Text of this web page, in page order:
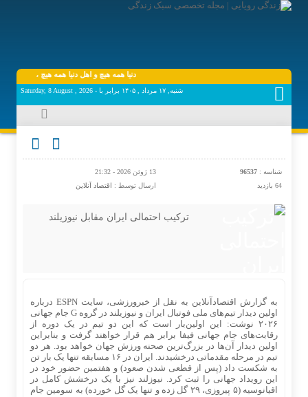
دنیا همه هیچ و اهل دنیا همه هیچ ، ‌ای هیچ
شنبه, ۱۷ مرداد , ۱۴۰۵ برابر با - Saturday, 8 August , 2026
شناسه : 96537
13 ژوئن 2026 - 21:32
64 بازدید
ارسال توسط : اقتصاد آنلاین
ترکیب احتمالی ایران مقابل نیوزیلند
به گزارش اقتصادآنلاین به نقل از خبرورزشی، سایت ESPN درباره
اولین دیدار تیم‌های ملی فوتبال ایران و نیوزیلند در گروه G جام جهانی
۲۰۲۶ نوشت: این اولین‌بار است که این دو تیم در یک دوره از
رقابت‌های جام جهانی فیفا برابر هم قرار خواهند گرفت و بنابراین
اولین دیدار آن‌ها در بزرگ‌ترین صحنه ورزش جهان خواهد بود. هر دو
تیم در مرحله مقدماتی درخشیدند. ایران در ۱۶ مسابقه تنها یک بار تن
به شکست داد (پس از قطعی شدن صعود) و هفتمین حضور خود در
این رویداد جهانی را ثبت کرد. نیوزلند نیز با یک درخشش کامل در
اقیانوسیه (۵ پیروزی، ۲۹ گل زده و تنها یک گل خورده) به سومین جام